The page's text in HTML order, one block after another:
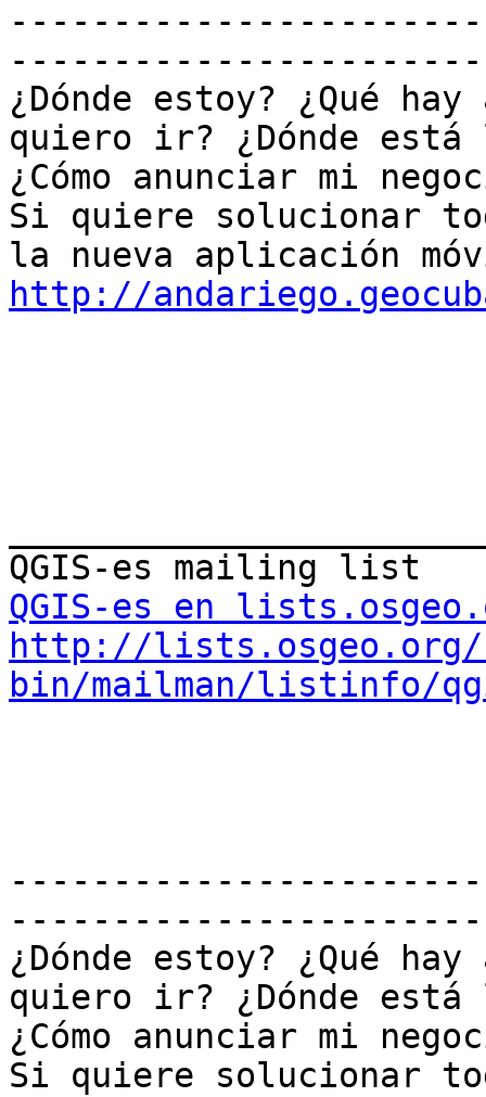
¿Dónde estoy? ¿Qué
quiero ir? ¿Dónde está
¿Cómo anunciar mi
Si quiere solucionar
http://
QGIS-es en
http://
bin/mailman/listinfo/
¿Dónde estoy? ¿Qué
quiero ir? ¿Dónde está
¿Cómo anunciar mi
Si quiere solucionar